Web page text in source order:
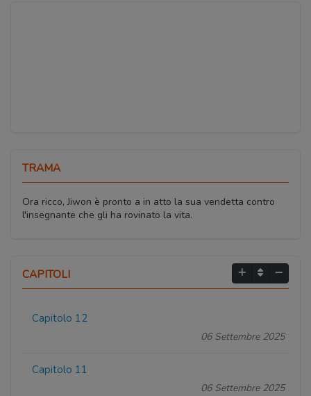
TRAMA
Ora ricco, Jiwon è pronto a in atto la sua vendetta contro
l'insegnante che gli ha rovinato la vita.
CAPITOLI
Capitolo 12
06 Settembre 2025
Capitolo 11
06 Settembre 2025